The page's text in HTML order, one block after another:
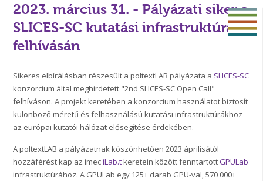
2023. március 31. - Pályázati siker a
SLICES-SC kutatási infrastruktúra
felhívásán
Sikeres elbírálásban részesült a poltextLAB pályázata a SLICES-SC
konzorcium által meghirdetett "2nd SLICES-SC Open Call"
felhíváson. A projekt keretében a konzorcium használatot biztosít
különböző méretű és felhasználású kutatási infrastruktúrákhoz
az európai kutatói hálózat elősegítése érdekében.
A poltextLAB a pályázatnak köszönhetően 2023 áprilisától
hozzáférést kap az imeciLab.tkeretein között fenntartottGPULab
infrastruktúrához. A GPULab egy 125+ darab GPU-val, 570 000+